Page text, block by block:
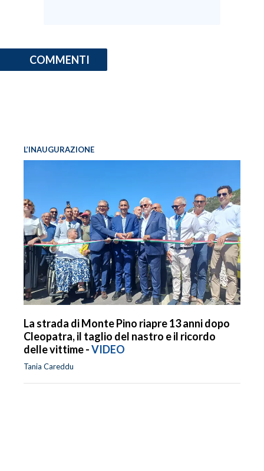
COMMENTI
L’INAUGURAZIONE
La strada di Monte Pino riapre 13 anni dopo
Cleopatra, il taglio del nastro e il ricordo
delle vittime -VIDEO
Tania Careddu